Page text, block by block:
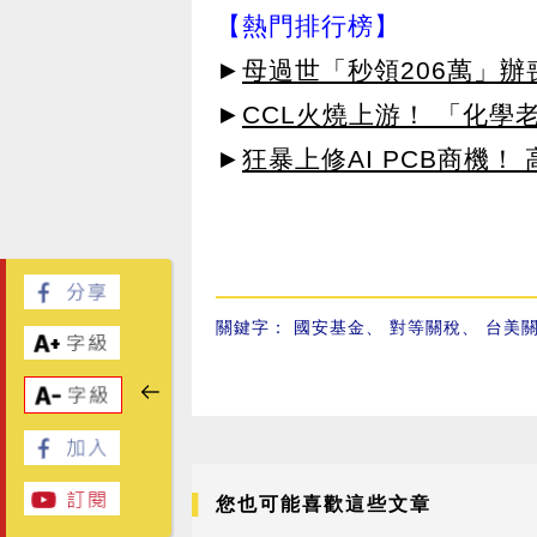
【熱門排行榜】
► 母過世「秒領206萬」辦
► CCL火燒上游！ 「化學
► 狂暴上修AI PCB商機！
關鍵字： 國安基金 對等關稅 台美
您也可能喜歡這些文章